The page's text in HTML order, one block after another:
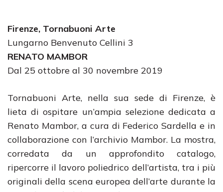
Firenze, Tornabuoni Arte
Lungarno Benvenuto Cellini 3
RENATO MAMBOR
Dal 25 ottobre al 30 novembre 2019
Tornabuoni Arte, nella sua sede di Firenze, è
lieta di ospitare un’ampia selezione dedicata a
Renato Mambor, a cura di Federico Sardella e in
collaborazione con l’archivio Mambor. La mostra,
corredata da un approfondito catalogo,
ripercorre il lavoro poliedrico dell’artista, tra i più
originali della scena europea dell’arte durante la